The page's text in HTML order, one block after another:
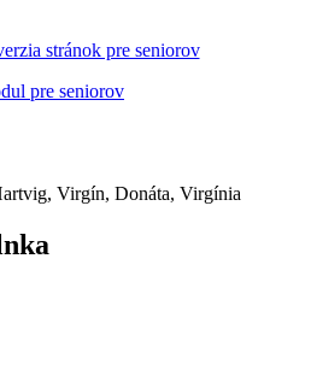
stránok pre seniorov
Virgín, Donáta, Virgínia